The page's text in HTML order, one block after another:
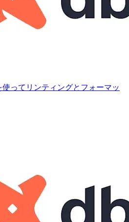
ってリンティングとフォーマッ